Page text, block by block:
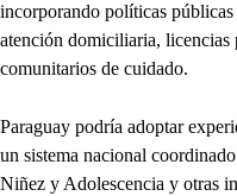
incorporando políticas
atención domiciliaria, licencias
comunitarios de cuidado.
Paraguay podría adoptar
un sistema nacional
Niñez y Adolescencia y otras